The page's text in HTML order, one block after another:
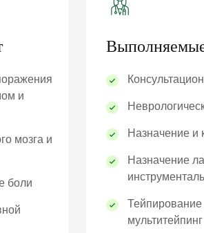
и
мозга и
боли
Назначение и
Назначение
Тейпирование
мультитейпинг